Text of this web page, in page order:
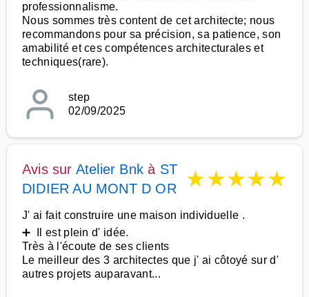
professionnalisme.
Nous sommes très content de cet architecte; nous
recommandons pour sa précision, sa patience, son
amabilité et ces compétences architecturales et
techniques(rare).
step
02/09/2025
Avis sur Atelier Bnk à ST
DIDIER AU MONT D OR
★★★★★
J' ai fait construire une maison individuelle .
➕ Il est plein d' idée.
Très à l'écoute de ses clients
Le meilleur des 3 architectes que j' ai côtoyé sur d'
autres projets auparavant...